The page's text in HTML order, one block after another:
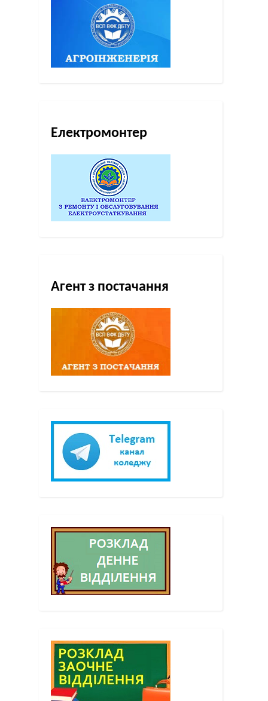
Електромонтер
Агент з постачання